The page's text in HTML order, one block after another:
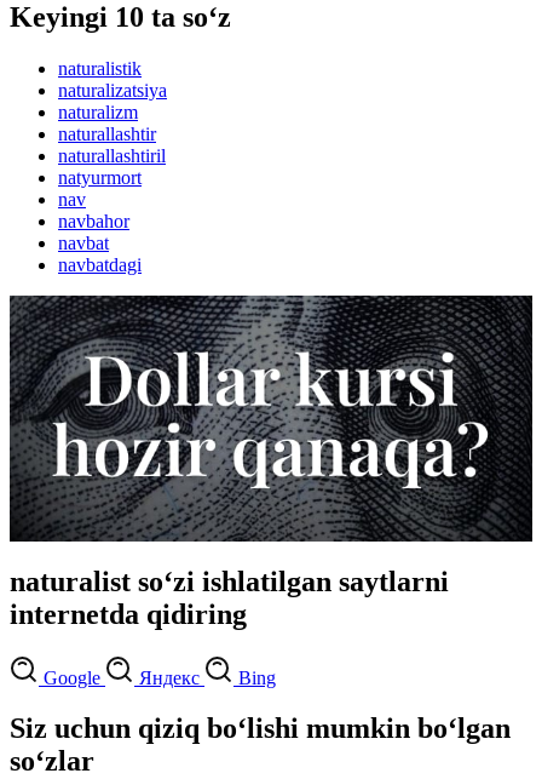
Keyingi 10 ta so‘z
naturalistik
naturalizatsiya
naturalizm
naturallashtir
naturallashtiril
natyurmort
nav
navbahor
navbat
navbatdagi
naturalist so‘zi ishlatilgan saytlarni
internetda qidiring
Google Яндекс Bing
Siz uchun qiziq bo‘lishi mumkin bo‘lgan
so‘zlar